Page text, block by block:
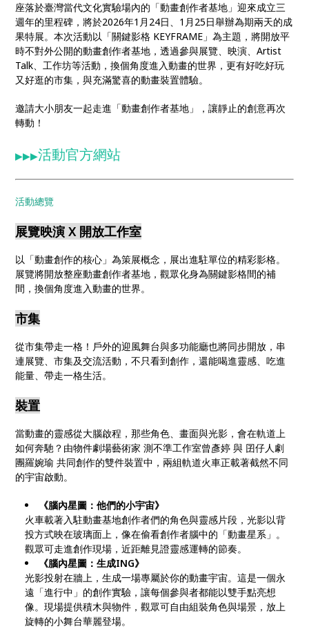
座落於臺灣當代文化實驗場內的「動畫創作者基地」迎來成立三
週年的里程碑，將於2026年1月24日、1月25日舉辦為期兩天的成
果特展。本次活動以「關鍵影格 KEYFRAME」為主題，將開放平
時不對外公開的動畫創作者基地，透過參與展覽、映演、Artist
Talk、工作坊等活動，換個角度進入動畫的世界，更有好吃好玩
又好逛的市集，與充滿驚喜的動畫裝置體驗。
邀請大小朋友一起走進「動畫創作者基地」，讓靜止的創意再次
轉動！
▶▶▶活動官方網站
活動總覽
展覽映演 X 開放工作室
以「動畫創作的核心」為策展概念，展出進駐單位的精彩影格。
展覽將開放整座動畫創作者基地，觀眾化身為關鍵影格間的補
間，換個角度進入動畫的世界。
市集
從市集帶走一格！戶外的迎風舞台與多功能廳也將同步開放，串
連展覽、市集及交流活動，不只看到創作，還能喝進靈感、吃進
能量、帶走一格生活。
裝置
當動畫的靈感從大腦啟程，那些角色、畫面與光影，會在軌道上
如何奔馳？由物件劇場藝術家 測不準工作室曾彥婷 與 囝仔人劇
團羅婉瑜 共同創作的雙件裝置中，兩組軌道火車正載著截然不同
的宇宙啟動。
《腦內星圖：他們的小宇宙》
火車載著入駐動畫基地創作者們的角色與靈感片段，光影以背
投方式映在玻璃面上，像在偷看創作者腦中的「動畫星系」。
觀眾可走進創作現場，近距離見證靈感運轉的節奏。
《腦內星圖：生成ING》
光影投射在牆上，生成一場專屬於你的動畫宇宙。這是一個永
遠「進行中」的創作實驗，讓每個參與者都能以雙手點亮想
像。現場提供積木與物件，觀眾可自由組裝角色與場景，放上
旋轉的小舞台華麗登場。